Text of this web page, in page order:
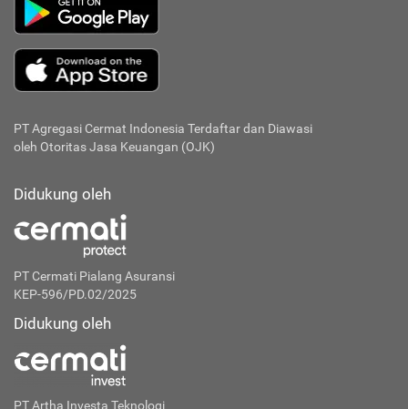
PT Agregasi Cermat Indonesia Terdaftar dan Diawasi
oleh Otoritas Jasa Keuangan (OJK)
Didukung oleh
PT Cermati Pialang Asuransi
KEP-596/PD.02/2025
Didukung oleh
PT Artha Investa Teknologi